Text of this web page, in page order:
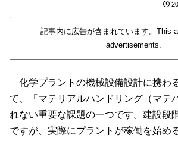
記事内に広告が含まれています。This
advertisements.
化学プラントの機械設備設計に携わ
て、「マテリアルハンドリング（マテ
れない重要な課題の一つです。建設段
ですが、実際にプラントが稼働を始め